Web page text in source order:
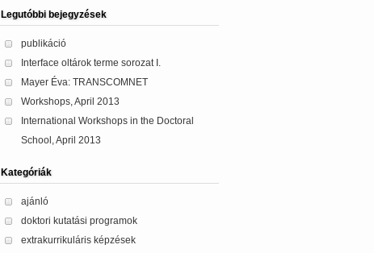
Legutóbbi bejegyzések
publikáció
Interface oltárok terme sorozat I.
Mayer Éva: TRANSCOMNET
Workshops, April 2013
International Workshops in the Doctoral
School, April 2013
Kategóriák
ajánló
doktori kutatási programok
extrakurrikuláris képzések